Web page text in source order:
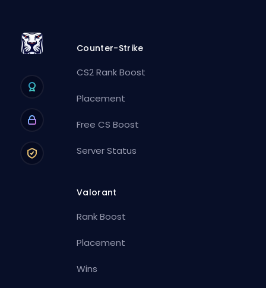
Counter-Strike
CS2 Rank Boost
Placement
Free CS Boost
Server Status
Valorant
Rank Boost
Placement
Wins